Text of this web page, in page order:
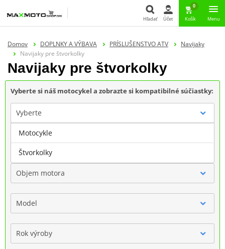
Hľadať
Hľadať Účet
0
Košík Menu
Domov DOPLNKY A VÝBAVA PRÍSLUŠENSTVO ATV
Navijaky
Navijaky pre štvorkolky
Navijaky pre štvorkolky
Vyberte si náš motocykel a zobrazte si kompatibilné súčiastky:
Vyberte
Značka
Objem motora
Model
Rok výroby
Motocykle
Štvorkolky